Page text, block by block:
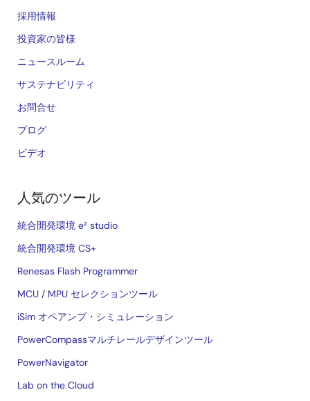
採用情報
投資家の皆様
ニュースルーム
サステナビリティ
お問合せ
ブログ
ビデオ
人気のツール
統合開発環境 e² studio
統合開発環境 CS+
Renesas Flash Programmer
MCU / MPU セレクションツール
iSim オペアンプ・シミュレーション
PowerCompassマルチレールデザインツール
PowerNavigator
Lab on the Cloud